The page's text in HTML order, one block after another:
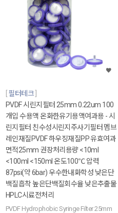
필터테크
PVDF 시린지필터 25mm 0.22um 100
개입 수용액 온화한유기용액여과용 - 시
린지필터 친수성시린지주사기필터 멤브
레인재질PVDF 하우징재질PP 유효여과
면적25mm 권장처리용량 <10ml
<100ml <150ml 온도100℃ 압력
87psi(약 6bar) 우수한내화학성 낮은단
백질흡착 높은단백질회수율 낮은추출물
HPLC시료전처리
PVDF Hydrophobic Syringe Filter 25mm